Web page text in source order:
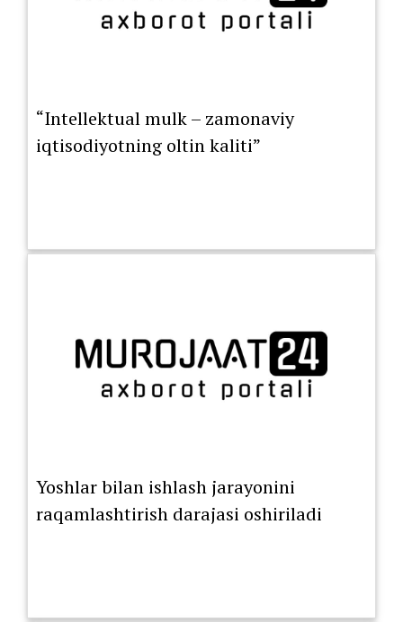
“Intellektual mulk – zamonaviy
iqtisodiyotning oltin kaliti”
Yoshlar bilan ishlash jarayonini
raqamlashtirish darajasi oshiriladi